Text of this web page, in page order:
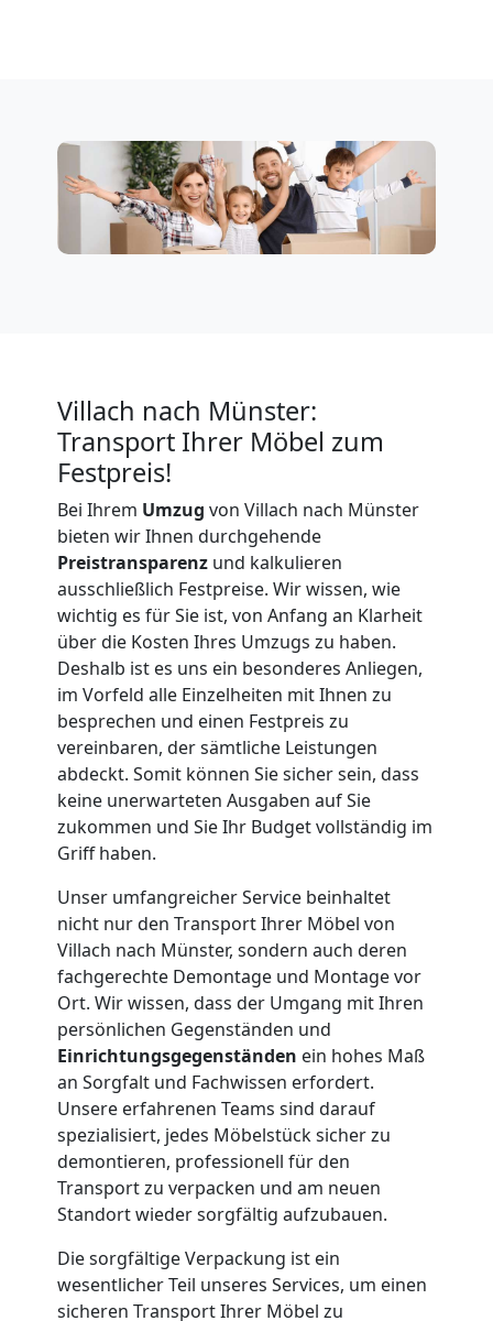
Villach nach Münster:
Transport Ihrer Möbel zum
Festpreis!
Bei Ihrem Umzug von Villach nach Münster
bieten wir Ihnen durchgehende
Preistransparenz und kalkulieren
ausschließlich Festpreise. Wir wissen, wie
wichtig es für Sie ist, von Anfang an Klarheit
über die Kosten Ihres Umzugs zu haben.
Deshalb ist es uns ein besonderes Anliegen,
im Vorfeld alle Einzelheiten mit Ihnen zu
besprechen und einen Festpreis zu
vereinbaren, der sämtliche Leistungen
abdeckt. Somit können Sie sicher sein, dass
keine unerwarteten Ausgaben auf Sie
zukommen und Sie Ihr Budget vollständig im
Griff haben.
Unser umfangreicher Service beinhaltet
nicht nur den Transport Ihrer Möbel von
Villach nach Münster, sondern auch deren
fachgerechte Demontage und Montage vor
Ort. Wir wissen, dass der Umgang mit Ihren
persönlichen Gegenständen und
Einrichtungsgegenständen ein hohes Maß
an Sorgfalt und Fachwissen erfordert.
Unsere erfahrenen Teams sind darauf
spezialisiert, jedes Möbelstück sicher zu
demontieren, professionell für den
Transport zu verpacken und am neuen
Standort wieder sorgfältig aufzubauen.
Die sorgfältige Verpackung ist ein
wesentlicher Teil unseres Services, um einen
sicheren Transport Ihrer Möbel zu
Villach
Fernumzug
Villach
Villach
Büroumzug
Villach
Expressumzug
Villach
Tragehilfe
Villach
Kleiner
Umzug
Villach
Küchenumzug
Villach
Umzug
und